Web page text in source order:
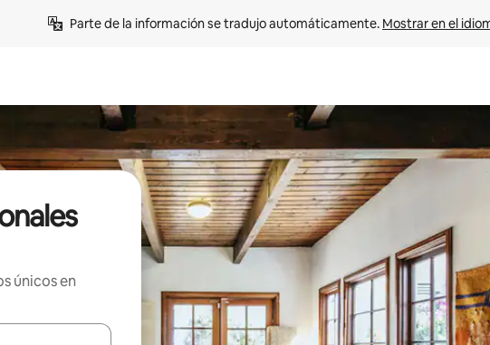
Parte de la información se tradujo automáticamente. Mostrar en el
únicos en